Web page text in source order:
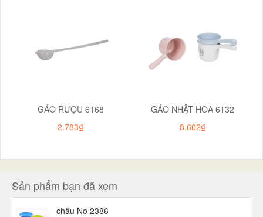
GÁO RƯỢU 6168
2.783₫
GÁO NHẬT HOA 6132
8.602₫
Sản phẩm bạn đã xem
chậu No 2386